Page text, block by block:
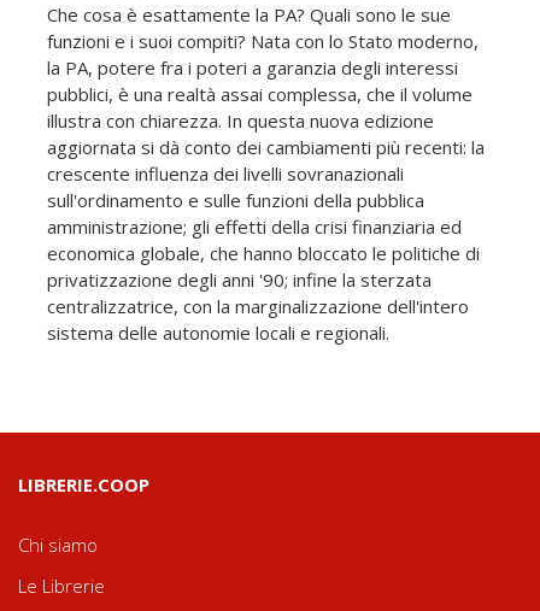
Che cosa è esattamente la PA? Quali sono le sue
funzioni e i suoi compiti? Nata con lo Stato moderno,
la PA, potere fra i poteri a garanzia degli interessi
pubblici, è una realtà assai complessa, che il volume
illustra con chiarezza. In questa nuova edizione
aggiornata si dà conto dei cambiamenti più recenti: la
crescente influenza dei livelli sovranazionali
sull'ordinamento e sulle funzioni della pubblica
amministrazione; gli effetti della crisi finanziaria ed
economica globale, che hanno bloccato le politiche di
privatizzazione degli anni '90; infine la sterzata
centralizzatrice, con la marginalizzazione dell'intero
sistema delle autonomie locali e regionali.
LIBRERIE.COOP
Chi siamo
Le Librerie